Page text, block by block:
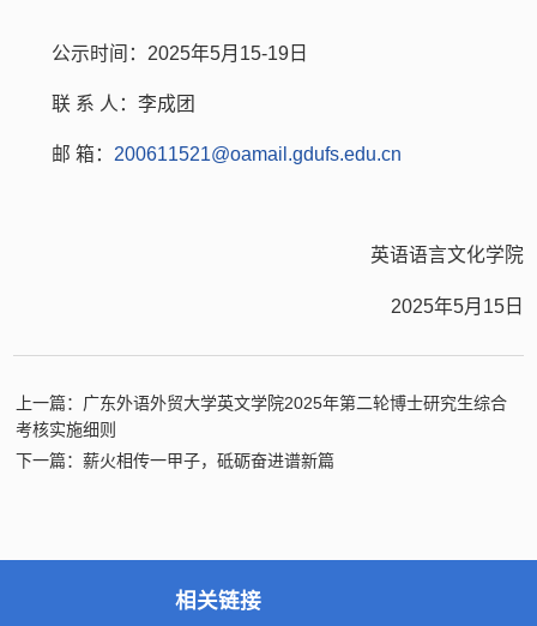
公示时间：2025年5月15-19日
联 系 人：李成团
邮 箱： 200611521@oamail.gdufs.edu.cn
英语语言文化学院
2025年5月15日
上一篇：广东外语外贸大学英文学院2025年第二轮博士研究生综合
考核实施细则
下一篇：薪火相传一甲子，砥砺奋进谱新篇
相关链接